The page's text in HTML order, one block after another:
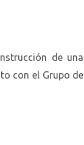
de una
con el Grupo de